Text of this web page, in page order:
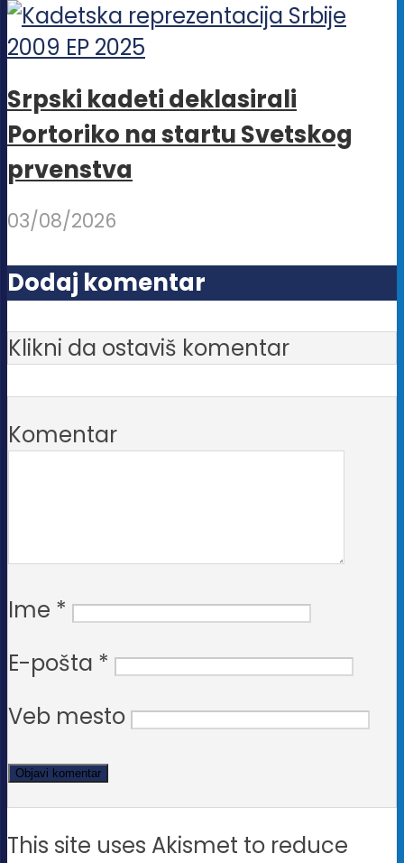
Srpski kadeti deklasirali
Portoriko na startu Svetskog
prvenstva
03/08/2026
Dodaj komentar
Klikni da ostaviš komentar
Komentar
Ime *
E-pošta *
Veb mesto
This site uses Akismet to reduce